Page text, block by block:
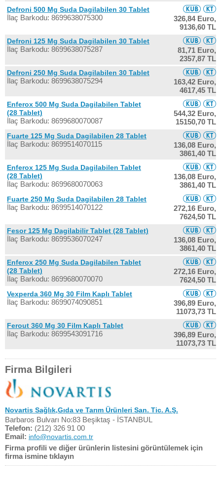
Defroni 500 Mg Suda Dagilabilen 30 Tablet
İlaç Barkodu: 8699638075300
326,84 Euro,
9136,60 TL
Defroni 125 Mg Suda Dagilabilen 30 Tablet
İlaç Barkodu: 8699638075287
81,71 Euro,
2357,87 TL
Defroni 250 Mg Suda Dagilabilen 30 Tablet
İlaç Barkodu: 8699638075294
163,42 Euro,
4617,45 TL
Enferox 500 Mg Suda Dagilabilen Tablet
(28 Tablet)
İlaç Barkodu: 8699680070087
544,32 Euro,
15150,70 TL
Fuarte 125 Mg Suda Dagilabilen 28 Tablet
İlaç Barkodu: 8699514070115
136,08 Euro,
3861,40 TL
Enferox 125 Mg Suda Dagilabilen Tablet
(28 Tablet)
İlaç Barkodu: 8699680070063
136,08 Euro,
3861,40 TL
Fuarte 250 Mg Suda Dagilabilen 28 Tablet
İlaç Barkodu: 8699514070122
272,16 Euro,
7624,50 TL
Fesor 125 Mg Dagilabilir Tablet (28 Tablet)
İlaç Barkodu: 8699536070247
136,08 Euro,
3861,40 TL
Enferox 250 Mg Suda Dagilabilen Tablet
(28 Tablet)
İlaç Barkodu: 8699680070070
272,16 Euro,
7624,50 TL
Vexperda 360 Mg 30 Film Kaplı Tablet
İlaç Barkodu: 8699074090851
396,89 Euro,
11073,73 TL
Ferout 360 Mg 30 Film Kaplı Tablet
İlaç Barkodu: 8699543091716
396,89 Euro,
11073,73 TL
Firma Bilgileri
Novartis Sağlık,Gıda ve Tarım Ürünleri San. Tic. A.Ş.
Barbaros Bulvarı No:83 Beşiktaş - İSTANBUL
Telefon: (212) 326 91 00
Email: info@novartis.com.tr
Firma profili ve diğer ürünlerin listesini görüntülemek için
firma ismine tıklayın